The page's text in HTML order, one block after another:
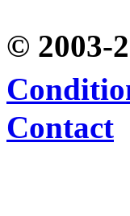
© 2003-
Contact